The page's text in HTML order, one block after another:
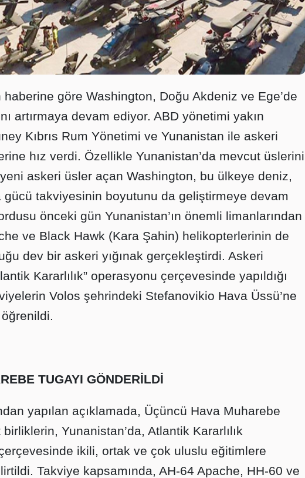
haberine göre Washington, Doğu Akdeniz ve Ege’de
artırmaya devam ediyor. ABD yönetimi yakın
Kıbrıs Rum Yönetimi ve Yunanistan ile askeri
hız verdi. Özellikle Yunanistan’da mevcut üslerini
askeri üsler açan Washington, bu ülkeye deniz,
gücü takviyesinin boyutunu da geliştirmeye devam
önceki gün Yunanistan’ın önemli limanlarından
ve Black Hawk (Kara Şahin) helikopterlerinin de
dev bir askeri yığınak gerçekleştirdi. Askeri
Kararlılık” operasyonu çerçevesinde yapıldığı
Volos şehrindeki Stefanovikio Hava Üssü’ne
TUGAYI GÖNDERİLDİ
yapılan açıklamada, Üçüncü Hava Muharebe
birliklerin, Yunanistan’da, Atlantik Kararlılık
ikili, ortak ve çok uluslu eğitimlere
Takviye kapsamında, AH-64 Apache, HH-60 ve